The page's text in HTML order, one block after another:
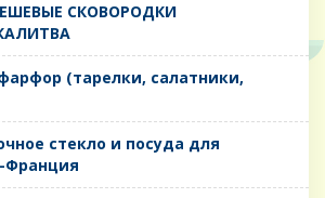
СКОВОРОДКИ
фарфор (тарелки, салатники,
стекло и посуда для
Франция